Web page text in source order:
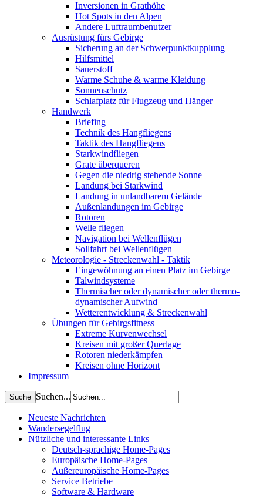
Inversionen in Grathöhe
Hot Spots in den Alpen
Andere Luftraumbenutzer
Ausrüstung fürs Gebirge
Sicherung an der Schwerpunktkupplung
Hilfsmittel
Sauerstoff
Warme Schuhe & warme Kleidung
Sonnenschutz
Schlafplatz für Flugzeug und Hänger
Handwerk
Briefing
Technik des Hangfliegens
Taktik des Hangfliegens
Starkwindfliegen
Grate überqueren
Gegen die niedrig stehende Sonne
Landung bei Starkwind
Landung in unlandbarem Gelände
Außenlandungen im Gebirge
Rotoren
Welle fliegen
Navigation bei Wellenflügen
Sollfahrt bei Wellenflügen
Meteorologie - Streckenwahl - Taktik
Eingewöhnung an einen Platz im Gebirge
Talwindsysteme
Thermischer oder dynamischer oder thermo-
dynamischer Aufwind
Wetterentwicklung & Streckenwahl
Übungen für Gebirgsfitness
Extreme Kurvenwechsel
Kreisen mit großer Querlage
Rotoren niederkämpfen
Kreisen ohne Horizont
Impressum
Suchen...
Neueste Nachrichten
Wandersegelflug
Nützliche und interessante Links
Deutsch-sprachige Home-Pages
Europäische Home-Pages
Außereuropäische Home-Pages
Service Betriebe
Software & Hardware